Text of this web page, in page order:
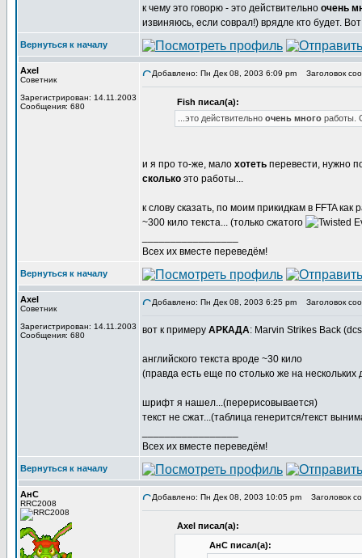
к чему это говорю - это действительно очень
извиняюсь, если соврал!) врядле кто будет.
Вернуться к началу
Axel
Советник
Зарегистрирован: 14.11.2003
Сообщения: 680
Добавлено: Пн Дек 08, 2003 6:09 pm Заголовок
Fish писал(а):
...это действительно очень много работы.
и я про то-же, мало хотеть перевести, нужно
сколько это работы...
к слову сказать, по моим прикидкам в FFTA как
~300 кило текста... (только сжатого
Всех их вместе переведём!
Вернуться к началу
Axel
Советник
Зарегистрирован: 14.11.2003
Сообщения: 680
Добавлено: Пн Дек 08, 2003 6:25 pm Заголовок
вот к примеру АРКАДА: Marvin Strikes Back
английского текста вроде ~30 кило
(правда есть еще по столько же на нескольких
шрифт я нашел...(перерисовывается)
текст не сжат...(таблица генерится/текст
Всех их вместе переведём!
Вернуться к началу
АнС
RRC2008
Добавлено: Пн Дек 08, 2003 10:05 pm Заголовок
Axel писал(а):
АнС писал(а):